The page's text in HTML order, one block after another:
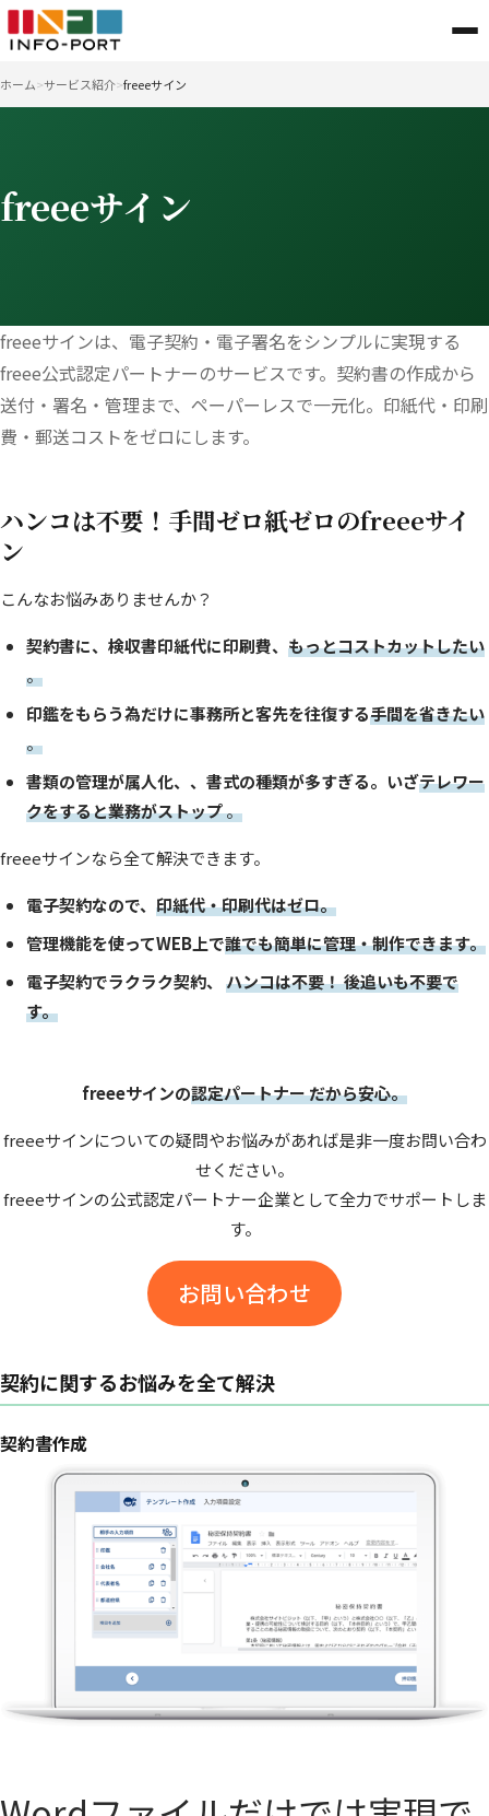
ホーム サービス紹介 freeeサイン
freeeサイン
freeeサインは、電子契約・電子署名をシンプルに実現する
freee公式認定パートナーのサービスです。契約書の作成から
送付・署名・管理まで、ペーパーレスで一元化。印紙代・印刷
費・郵送コストをゼロにします。
ハンコは不要！手間ゼロ紙ゼロのfreeeサイ
ン
こんなお悩みありませんか？
契約書に、検収書印紙代に印刷費、 もっとコストカットしたい
。
印鑑をもらう為だけに事務所と客先を往復する手間を省きたい
。
書類の管理が属人化、、書式の種類が多すぎる。いざテレワー
クをすると業務がストップ。
freeeサインなら全て解決できます。
電子契約なので、 印紙代・印刷代はゼロ。
管理機能を使ってWEB上で誰でも簡単に管理・制作できます。
電子契約でラクラク契約、 ハンコは不要！ 後追いも不要で
す。
freeeサインの認定パートナー だから安心。
freeeサインについての疑問やお悩みがあれば是非一度お問い合わ
せください。
freeeサインの公式認定パートナー企業として全力でサポートしま
す。
お問い合わせ
契約に関するお悩みを全て解決
契約書作成